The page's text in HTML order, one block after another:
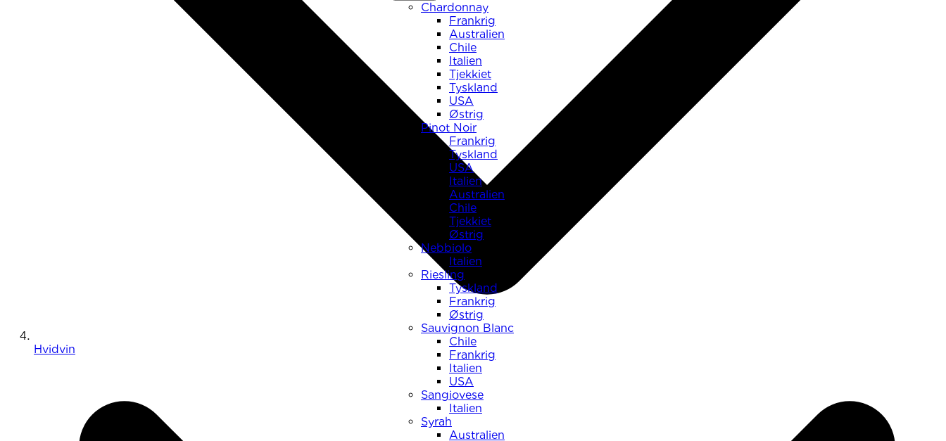
Chardonnay
Frankrig
Australien
Chile
Italien
Tjekkiet
Tyskland
USA
Østrig
Pinot Noir
Frankrig
Tyskland
USA
Italien
Australien
Chile
Tjekkiet
Østrig
Nebbiolo
Italien
Riesling
Tyskland
Frankrig
Østrig
Sauvignon Blanc
Chile
Frankrig
Italien
USA
Sangiovese
Italien
Syrah
Australien
Hvidvin